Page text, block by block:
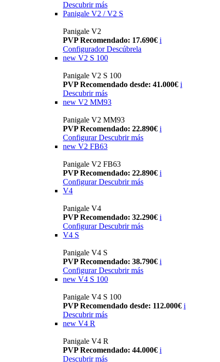
Descubrir más
Panigale V2 / V2 S
Panigale V2
PVP Recomendado: 17.690€ i
Configurador Descúbrela
new V2 S 100
Panigale V2 S 100
PVP Recomendado desde: 41.000€ i
Descubrir más
new V2 MM93
Panigale V2 MM93
PVP Recomendado: 22.890€ i
Configurar Descubrir más
new V2 FB63
Panigale V2 FB63
PVP Recomendado: 22.890€ i
Configurar Descubrir más
V4
Panigale V4
PVP Recomendado: 32.290€ i
Configurar Descubrir más
V4 S
Panigale V4 S
PVP Recomendado: 38.790€ i
Configurar Descubrir más
new V4 S 100
Panigale V4 S 100
PVP Recomendado desde: 112.000€ i
Descubrir más
new V4 R
Panigale V4 R
PVP Recomendado: 44.000€ i
Descubrir más